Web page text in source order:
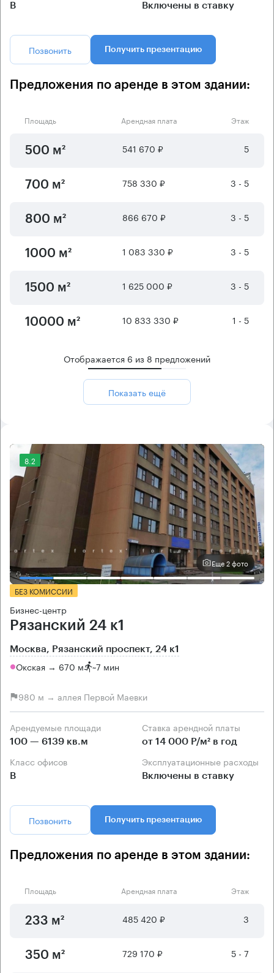
B Включены в ставку
Позвонить Получить презентацию
Предложения по аренде в этом здании:
Площадь Арендная плата Этаж
500 м² 541 670 ₽ 5
700 м² 758 330 ₽ 3 - 5
800 м² 866 670 ₽ 3 - 5
1000 м² 1 083 330 ₽ 3 - 5
1500 м² 1 625 000 ₽ 3 - 5
10000 м² 10 833 330 ₽ 1 - 5
Отображается 6 из 8 предложений
Показать ещё
8.2
Еще 2 фото
БЕЗ КОМИССИИ
Бизнес-центр
Рязанский 24 к1
Москва, Рязанский проспект, 24 к1
Окская → 670 м ~7 мин
980 м → аллея Первой Маевки
Арендуемые площади
100 — 6139 кв.м
Ставка арендной платы
от 14 000 Р/м² в год
Класс офисов
B
Эксплуатационные расходы
Включены в ставку
Позвонить Получить презентацию
Предложения по аренде в этом здании:
Площадь Арендная плата Этаж
233 м² 485 420 ₽ 3
350 м² 729 170 ₽ 5 - 7